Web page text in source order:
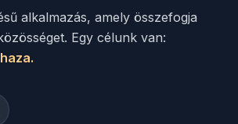
alkalmazás, amely összefogja
Egy célunk van: